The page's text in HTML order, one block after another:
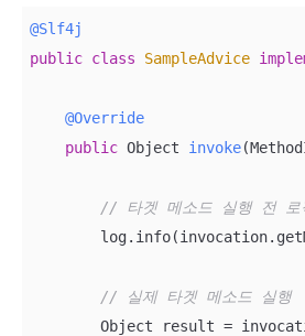
@Slf4j
public class SampleAdvice
@Override
public Object invoke
// 타겟 메소드 실행 전 로
// 실제 타겟 메소드 실행
Object result =